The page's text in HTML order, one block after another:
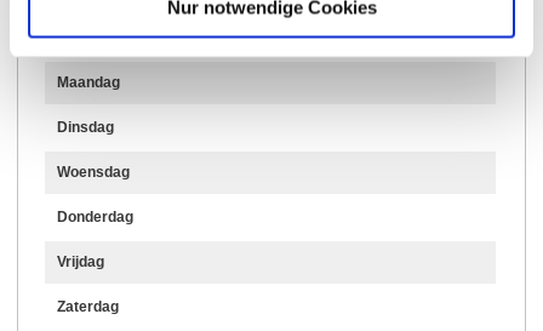
Nur notwendige Cookies
17.12.2025 tot 31.12.2026
Maandag
Dinsdag
Woensdag
Donderdag
Vrijdag
Zaterdag